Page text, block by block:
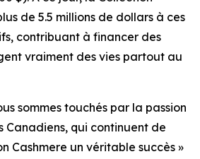
de 5.5 millions de dollars à ces
contribuant à financer des
vraiment des vies partout au
sommes touchés par la passion
Canadiens, qui continuent de
Cashmere un véritable succès »